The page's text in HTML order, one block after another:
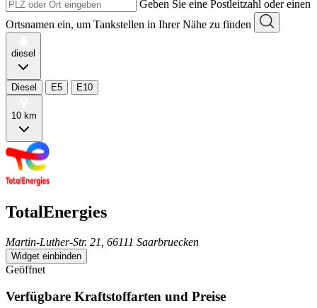
Geben Sie eine Postleitzahl oder einen
Ortsnamen ein, um Tankstellen in Ihrer Nähe zu finden
diesel
Diesel E5 E10
10 km
TotalEnergies
Martin-Luther-Str. 21, 66111 Saarbruecken
Widget einbinden
Geöffnet
Verfügbare Kraftstoffarten und Preise